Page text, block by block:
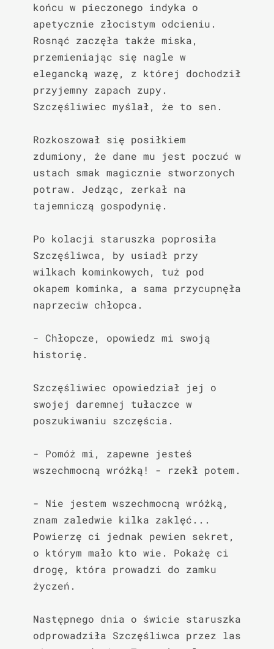
końcu w pieczonego indyka o
apetycznie złocistym odcieniu.
Rosnąć zaczęła także miska,
przemieniając się nagle w
elegancką wazę, z której dochodził
przyjemny zapach zupy.
Szczęśliwiec myślał, że to sen.
Rozkoszował się posiłkiem
zdumiony, że dane mu jest poczuć w
ustach smak magicznie stworzonych
potraw. Jedząc, zerkał na
tajemniczą gospodynię.
Po kolacji staruszka poprosiła
Szczęśliwca, by usiadł przy
wilkach kominkowych, tuż pod
okapem kominka, a sama przycupnęła
naprzeciw chłopca.
- Chłopcze, opowiedz mi swoją
historię.
Szczęśliwiec opowiedział jej o
swojej daremnej tułaczce w
poszukiwaniu szczęścia.
- Pomóż mi, zapewne jesteś
wszechmocną wróżką! - rzekł potem.
- Nie jestem wszechmocną wróżką,
znam zaledwie kilka zaklęć...
Powierzę ci jednak pewien sekret,
o którym mało kto wie. Pokażę ci
drogę, która prowadzi do zamku
życzeń.
Następnego dnia o świcie staruszka
odprowadziła Szczęśliwca przez las